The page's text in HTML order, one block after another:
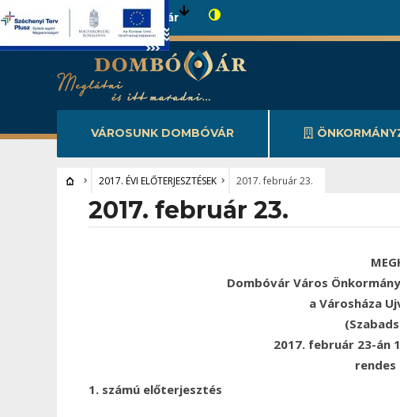
Városunk Dombóvár
VÁROSUNK DOMBÓVÁR
2017. ÉVI ELŐTERJESZTÉSEK 2017. február 23.
2017. február 23.
Dombóvár Város
a Városháza
2017. február 23-án
rendes
1. számú előterjesztés